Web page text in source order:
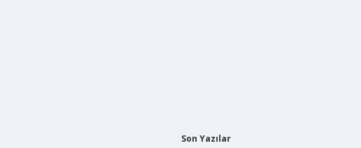
Son Yazılar